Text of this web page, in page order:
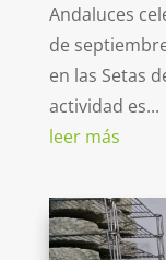
Andaluces
de
en las Setas
actividad es...
leer más